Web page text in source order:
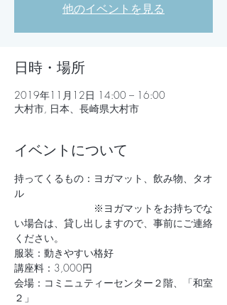
他のイベントを見る
日時・場所
2019年11月12日 14:00 – 16:00
大村市, 日本、長崎県大村市
イベントについて
持ってくるもの：ヨガマット、飲み物、タオ
ル
※ヨガマットをお持ちでな
い場合は、貸し出しますので、事前にご連絡
ください。
服装：動きやすい格好
講座料：3,000円
会場：コミニュティーセンター２階、「和室
２」